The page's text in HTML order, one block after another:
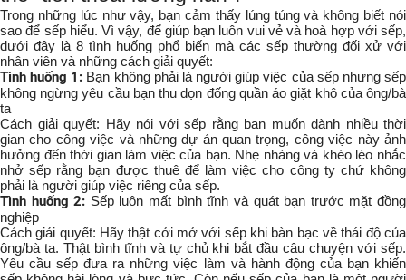
Trong những lúc như vậy, bạn cảm thấy lúng túng và không biết nói
sao để sếp hiểu. Vì vậy, để giúp bạn luôn vui vẻ và hoà hợp với sếp,
dưới đây là 8 tình huống phổ biến mà các sếp thường đối xử với
nhân viên và những cách giải quyết:
Tình huống 1: Bạn không phải là người giúp việc của sếp nhưng sếp
không ngừng yêu cầu bạn thu dọn đống quần áo giặt khô của ông/bà
ta
Cách giải quyết: Hãy nói với sếp rằng bạn muốn dành nhiều thời
gian cho công việc và những dự án quan trọng, công việc này ảnh
hưởng đến thời gian làm việc của bạn. Nhẹ nhàng và khéo léo nhắc
nhở sếp rằng bạn được thuê để làm việc cho công ty chứ không
phải là người giúp việc riêng của sếp.
Tình huống 2: Sếp luôn mất bình tĩnh và quát bạn trước mặt đồng
nghiệp
Cách giải quyết: Hãy thật cởi mở với sếp khi bàn bạc về thái độ của
ông/bà ta. Thật bình tĩnh và tự chủ khi bắt đầu câu chuyện với sếp.
Yêu cầu sếp đưa ra những việc làm và hành động của bạn khiến